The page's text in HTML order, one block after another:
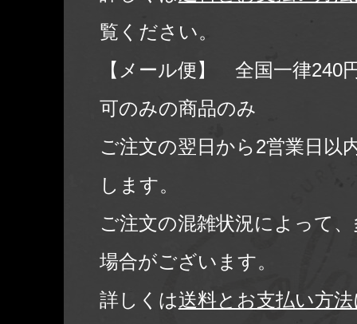
覧ください。
【メール便】 全国一律240
可のみの商品のみ
ご注文の翌日から2営業日以
します。
ご注文の混雑状況によって
場合がございます。
詳しくは送料とお支払い方